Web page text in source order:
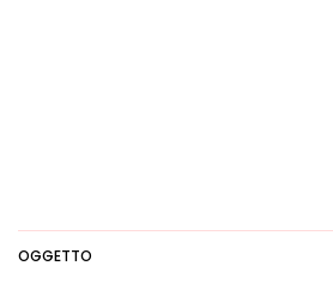
OGGETTO